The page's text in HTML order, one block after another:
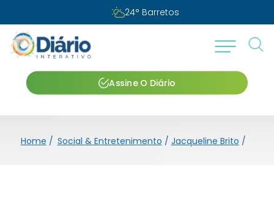
24° Barretos
Assine O Diário
Home / Social & Entretenimento / Jacqueline Brito /